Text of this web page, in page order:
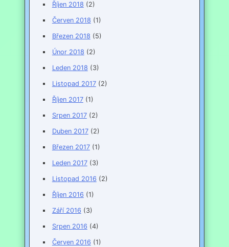
Říjen 2018 (2)
Červen 2018 (1)
Březen 2018 (5)
Únor 2018 (2)
Leden 2018 (3)
Listopad 2017(2)
Říjen 2017(1)
Srpen 2017(2)
Duben 2017(2)
Březen 2017(1)
Leden 2017(3)
Listopad 2016 (2)
Říjen 2016 (1)
Září 2016 (3)
Srpen 2016 (4)
Červen 2016 (1)